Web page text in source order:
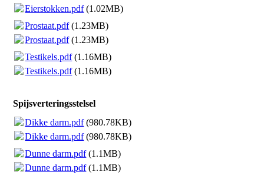
Eierstokken.pdf(1.02MB)
Prostaat.pdf(1.23MB)
Prostaat.pdf(1.23MB)
Testikels.pdf(1.16MB)
Testikels.pdf(1.16MB)
Spijsverteringsstelsel
Dikke darm.pdf(980.78KB)
Dikke darm.pdf(980.78KB)
Dunne darm.pdf(1.1MB)
Dunne darm.pdf(1.1MB)